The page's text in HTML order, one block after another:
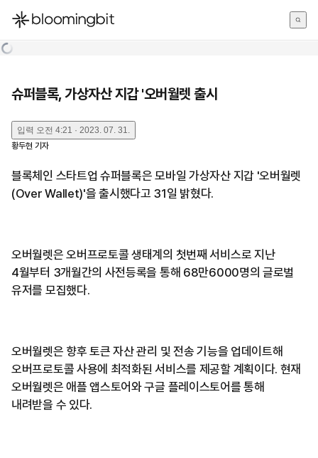
한국어
슈퍼블록, 가상자산 지갑 '오버월렛 출시
입력 오전 4:21 · 2023. 07. 31.
황두현 기자
블록체인 스타트업 슈퍼블록은 모바일 가상자산 지갑 '오버월렛
(Over Wallet)'을 출시했다고 31일 밝혔다.
오버월렛은 오버프로토콜 생태계의 첫번째 서비스로 지난
4월부터 3개월간의 사전등록을 통해 68만6000명의 글로벌
유저를 모집했다.
오버월렛은 향후 토큰 자산 관리 및 전송 기능을 업데이트해
오버프로토콜 사용에 최적화된 서비스를 제공할 계획이다. 현재
오버월렛은 애플 앱스토어와 구글 플레이스토어를 통해
내려받을 수 있다.